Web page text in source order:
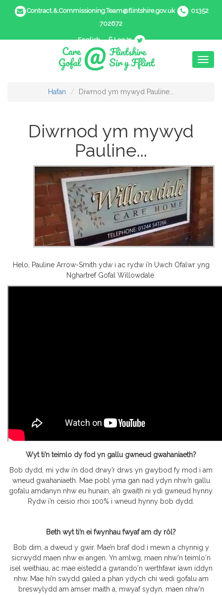
Contract.&.Commissioning.Team@flintshire.gov.uk
01352
702672
English Log In
Hafan Diwrnod ym mywyd Pauline...
Diwrnod ym mywyd
Pauline...
Helo, Pauline Arrow-Smith ydw i ac rydw i’n Uwch Ofalwr yng
Nghartref Gofal Willowdale.
Wyt ti’n teimlo dy fod yn gallu gwneud gwahaniaeth?
Bob dydd, mi ydw i’n dod drwy’r drws yn gwybod fy mod i am
wneud gwahaniaeth. Mae pobl yma gan nad ydyn nhw’n gallu
gofalu amdanyn nhw eu hunain, a’n gwaith ni ydi gwneud hynny.
Rydw i’n ceisio rhoi 100% i wneud hynny bob dydd.
Beth wyt ti’n ei fwynhau fwyaf am dy rôl?
Bob dim, a dweud y gwir. Mae’n braf dod i mewn a chynnig y
sicrwydd maen nhw ei angen. Yn amlwg, maen nhw'n teimlo'n
isel weithiau, ac mae eistedd a gwrando'n werthfawr iawn iddyn
nhw. Mae hi’n swydd galed a phan ydych chi wedi gofalu am
breswylydd am amser maith a, mwyaf sydyn, maen nhw'n